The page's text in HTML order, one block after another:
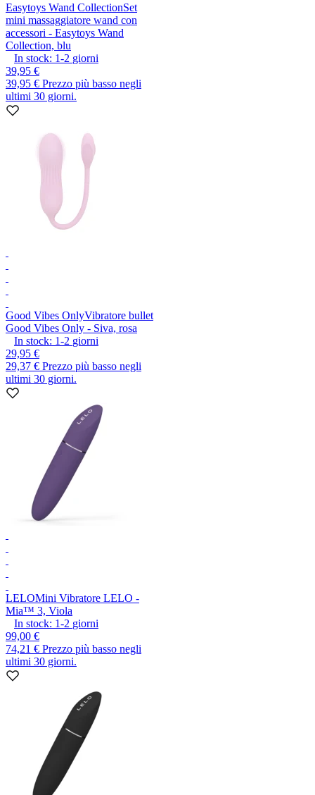
Easytoys Wand CollectionSet
mini massaggiatore wand con
accessori - Easytoys Wand
Collection, blu
In stock: 1-2 giorni
39,95 €
39,95 € Prezzo più basso negli
ultimi 30 giorni.
Good Vibes OnlyVibratore bullet
Good Vibes Only - Siva, rosa
In stock: 1-2 giorni
29,95 €
29,37 € Prezzo più basso negli
ultimi 30 giorni.
LELOMini Vibratore LELO -
Mia™ 3, Viola
In stock: 1-2 giorni
99,00 €
74,21 € Prezzo più basso negli
ultimi 30 giorni.